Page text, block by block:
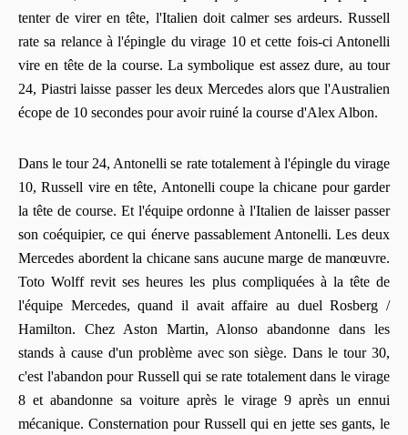
tenter de virer en tête, l'Italien doit calmer ses ardeurs. Russell
rate sa relance à l'épingle du virage 10 et cette fois-ci Antonelli
vire en tête de la course. La symbolique est assez dure, au tour
24, Piastri laisse passer les deux Mercedes alors que l'Australien
écope de 10 secondes pour avoir ruiné la course d'Alex Albon.
Dans le tour 24, Antonelli se rate totalement à l'épingle du virage
10, Russell vire en tête, Antonelli coupe la chicane pour garder
la tête de course. Et l'équipe ordonne à l'Italien de laisser passer
son coéquipier, ce qui énerve passablement Antonelli. Les deux
Mercedes abordent la chicane sans aucune marge de manœuvre.
Toto Wolff revit ses heures les plus compliquées à la tête de
l'équipe Mercedes, quand il avait affaire au duel Rosberg /
Hamilton. Chez Aston Martin, Alonso abandonne dans les
stands à cause d'un problème avec son siège. Dans le tour 30,
c'est l'abandon pour Russell qui se rate totalement dans le virage
8 et abandonne sa voiture après le virage 9 après un ennui
mécanique. Consternation pour Russell qui en jette ses gants, le